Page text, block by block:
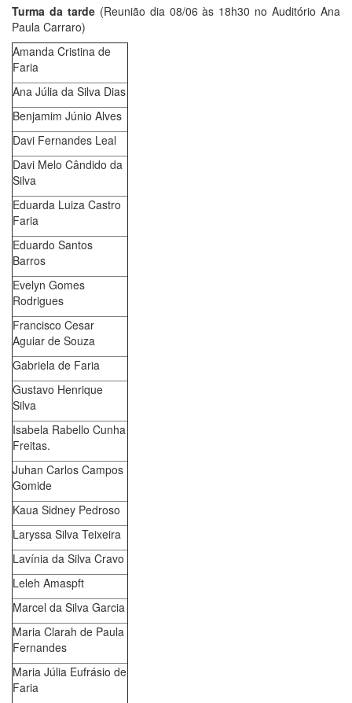
Turma da tarde (Reunião dia 08/06 às 18h30 no Auditório Ana
Paula Carraro)
Amanda Cristina de
Faria
Ana Júlia da Silva Dias
Benjamim Júnio Alves
Davi Fernandes Leal
Davi Melo Cândido da
Silva
Eduarda Luiza Castro
Faria
Eduardo Santos
Barros
Evelyn Gomes
Rodrigues
Francisco Cesar
Aguiar de Souza
Gabriela de Faria
Gustavo Henrique
Silva
Isabela Rabello Cunha
Freitas.
Juhan Carlos Campos
Gomide
Kaua Sidney Pedroso
Laryssa Silva Teixeira
Lavínia da Silva Cravo
Leleh Amaspft
Marcel da Silva Garcia
Maria Clarah de Paula
Fernandes
Maria Júlia Eufrásio de
Faria